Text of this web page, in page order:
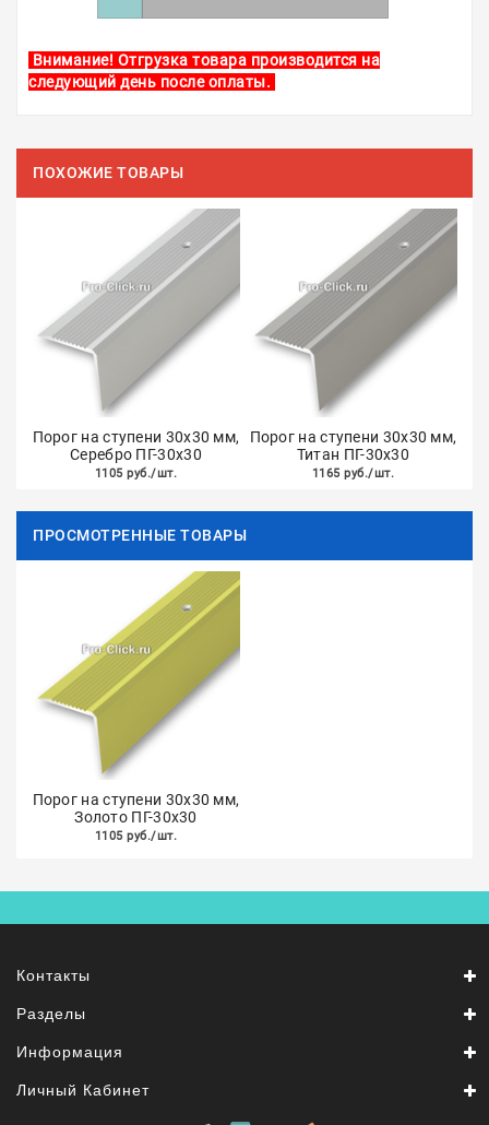
Внимание! Отгрузка товара производится на
следующий день после оплаты.
ПОХОЖИЕ ТОВАРЫ
Порог на ступени 30х30 мм,
Серебро ПГ-30х30
1105 руб./шт.
Порог на ступени 30х30 мм,
Титан ПГ-30х30
1165 руб./шт.
ПРОСМОТРЕННЫЕ ТОВАРЫ
Порог на ступени 30х30 мм,
Золото ПГ-30х30
1105 руб./шт.
Контакты
Разделы
Информация
Личный Кабинет